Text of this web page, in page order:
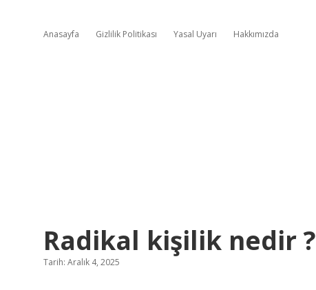
Anasayfa Gizlilik Politikası Yasal Uyarı Hakkımızda
Radikal kişilik nedir ?
Tarih: Aralık 4, 2025